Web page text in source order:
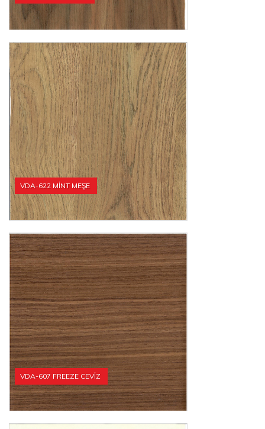
VDA-622 MİNT MEŞE
VDA-607 FREEZE CEVİZ